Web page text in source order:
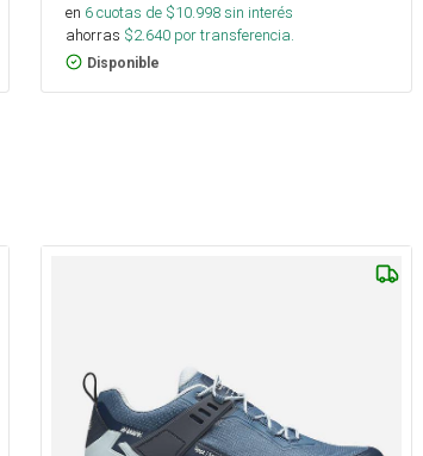
en 6cuotas de $10.998sin interés
ahorras $2.640 por transferencia.
Disponible